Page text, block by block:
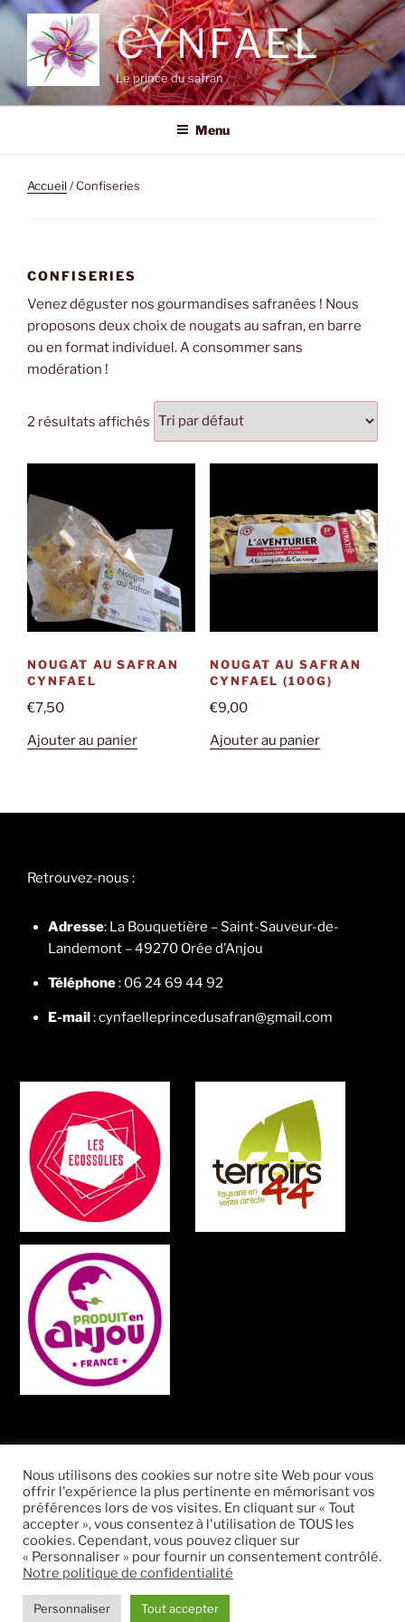
Aller
contenu
principal
CYNFAEL
Le prince du safran
Menu
Accueil/ Confiseries
CONFISERIES
Venez déguster nos gourmandises safranées ! Nous
proposons deux choix de nougats au safran, en barre
ou en format individuel. A consommer sans
modération !
2 résultats affichés
NOUGAT AU SAFRAN
CYNFAEL
€7,50
Ajouter au panier
NOUGAT AU SAFRAN
CYNFAEL (100G)
€9,00
Ajouter au panier
Retrouvez-nous :
Adresse: La Bouquetière – Saint-Sauveur-de-
Landemont – 49270 Orée d’Anjou
Téléphone: 06 24 69 44 92
E-mail: cynfaelleprincedusafran@gmail.com
Recherche
pour
:
FacebookInstagramTwitter
Nous utilisons des cookies sur notre site Web pour vous
offrir l'expérience la plus pertinente en mémorisant vos
préférences lors de vos visites. En cliquant sur « Tout
accepter », vous consentez à l'utilisation de TOUS les
cookies. Cependant, vous pouvez cliquer sur
« Personnaliser » pour fournir un consentement contrôlé.
Notre politique de confidentialité
Personnaliser Tout accepter